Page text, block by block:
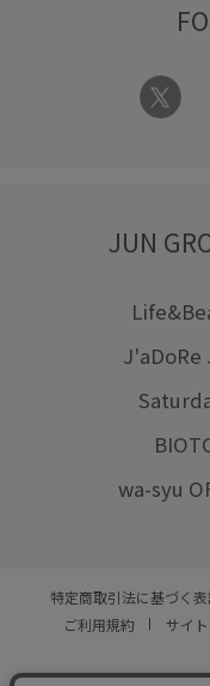
JUN
J'aDoRe
wa-syu
特定商取引法に基づく表
ご利用規約
サイ